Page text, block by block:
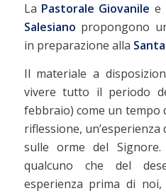
La Pastorale Giovanile e
Salesiano propongono
in preparazione alla
Il materiale a
vivere tutto il periodo
febbraio) come un tempo
riflessione, un’esperienza
sulle orme del
qualcuno che del
esperienza prima di